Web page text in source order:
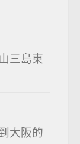
三島東
大阪的